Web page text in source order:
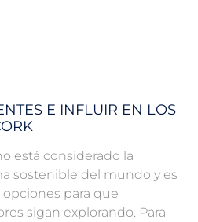
E INFLUIR EN LOS
está considerado la
sostenible del mundo y es
para que
sigan explorando. Para